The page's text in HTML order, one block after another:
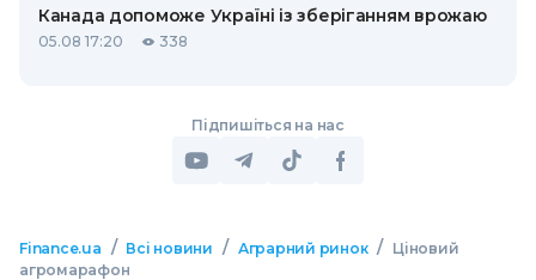
Канада допоможе Україні із зберіганням врожаю
05.08 17:20 338
Підпишіться на нас
Finance.ua / Всі новини / Аграрний ринок / Ціновий
агромарафон